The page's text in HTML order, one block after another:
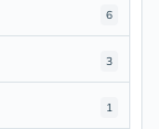
6
3
1